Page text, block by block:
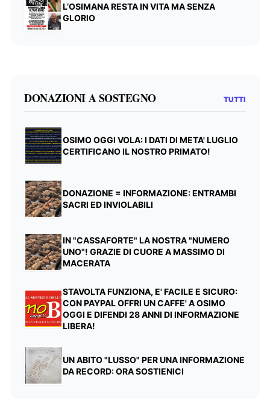
L’OSIMANA RESTA IN VITA MA SENZA
GLORIO
DONAZIONI A SOSTEGNO TUTTI
OSIMO OGGI VOLA: I DATI DI META' LUGLIO
CERTIFICANO IL NOSTRO PRIMATO!
DONAZIONE = INFORMAZIONE: ENTRAMBI
SACRI ED INVIOLABILI
IN "CASSAFORTE" LA NOSTRA "NUMERO
UNO"! GRAZIE DI CUORE A MASSIMO DI
MACERATA
STAVOLTA FUNZIONA, E' FACILE E SICURO:
CON PAYPAL OFFRI UN CAFFE' A OSIMO
OGGI E DIFENDI 28 ANNI DI INFORMAZIONE
LIBERA!
UN ABITO "LUSSO" PER UNA INFORMAZIONE
DA RECORD: ORA SOSTIENICI